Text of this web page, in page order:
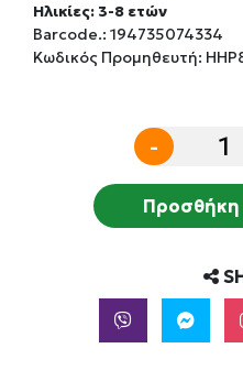
Ηλικίες: 3-8 ετών
Barcode.: 194735074334
Κωδικός Προμηθευτή:
-
Προσθήκη